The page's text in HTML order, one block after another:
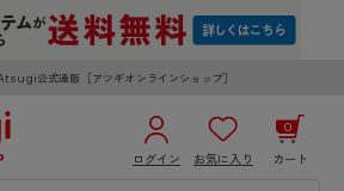
公式通販［アツギオンラインショップ］
ログイン お気に入り カート
0